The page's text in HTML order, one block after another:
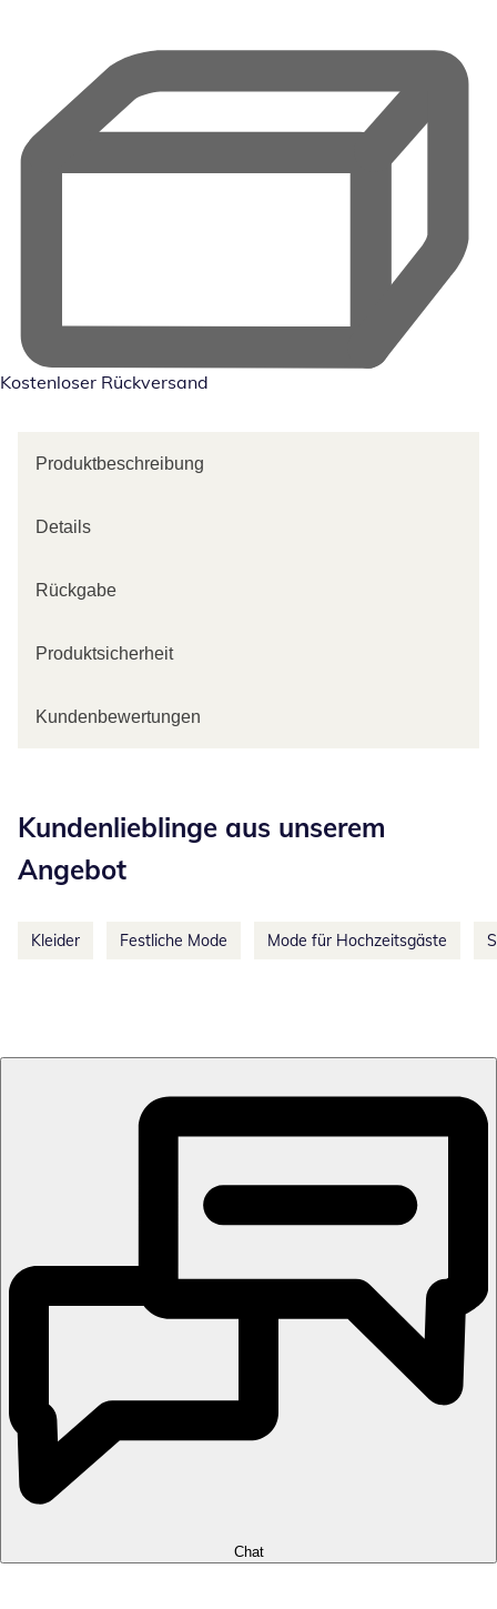
Kostenloser Rückversand
Produktbeschreibung
Details
Rückgabe
Produktsicherheit
Kundenbewertungen
Kundenlieblinge aus unserem
Angebot
Kleider Festliche Mode Mode für Hochzeitsgäste
Chat